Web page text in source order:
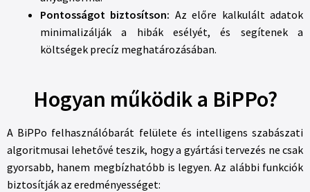
Pontosságot biztosítson: Az előre kalkulált adatok
minimalizálják a hibák esélyét, és segítenek a
költségek precíz meghatározásában.
Hogyan működik a BiPPo?
A BiPPo felhasználóbarát felülete és intelligens szabászati
algoritmusai lehetővé teszik, hogy a gyártási tervezés ne csak
gyorsabb, hanem megbízhatóbb is legyen. Az alábbi funkciók
biztosítják az eredményességet: